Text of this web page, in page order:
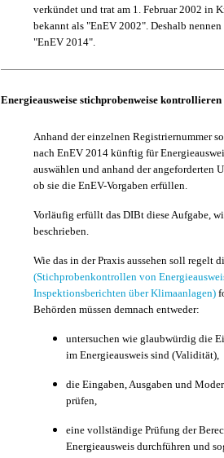
verkündet und trat am 1. Februar 2002 in
bekannt als "EnEV 2002". Deshalb
"EnEV 2014".
Energieausweise stichprobenweise kontrollieren
Anhand der einzelnen Registriernummer
nach EnEV 2014 künftig für
auswählen und anhand der angeforderten
ob sie die EnEV-Vorgaben erfüllen.
Vorläufig erfüllt das DIBt diese Aufgabe,
beschrieben.
Wie das in der Praxis aussehen soll regelt
(Stichprobenkontrollen von
Inspektionsberichten über Klimaanlagen)
Behörden müssen demnach entweder:
untersuchen wie glaubwürdig die
im Energieausweis sind (Validität),
die Eingaben, Ausgaben und
prüfen,
eine vollständige Prüfung der
Energieausweis durchführen und